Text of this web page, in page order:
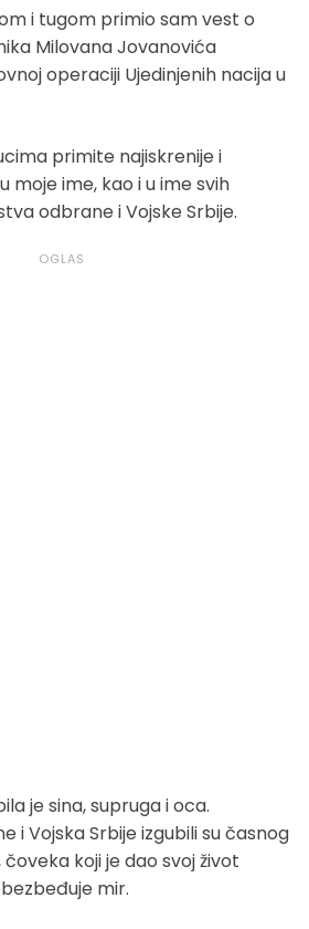
i tugom primio sam vest o
Milovana Jovanovića
operaciji Ujedinjenih nacija u
primite najiskrenije i
moje ime, kao i u ime svih
odbrane i Vojske Srbije.
je sina, supruga i oca.
i Vojska Srbije izgubili su časnog
koji je dao svoj život
mir.